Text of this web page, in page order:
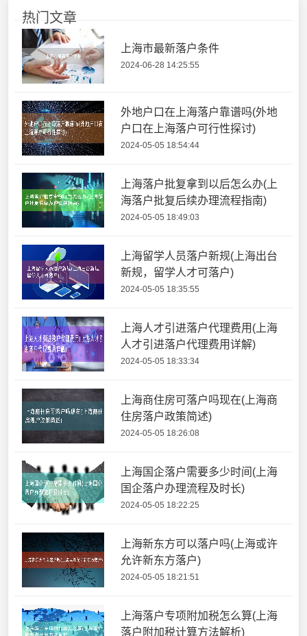
热门文章
上海市最新落户条件
2024-06-28 14:25:55
外地户口在上海落户靠谱吗(外地
户口在上海落户可行性探讨)
2024-05-05 18:54:44
上海落户批复拿到以后怎么办(上
海落户批复后续办理流程指南)
2024-05-05 18:49:03
上海留学人员落户新规(上海出台
新规，留学人才可落户)
2024-05-05 18:35:55
上海人才引进落户代理费用(上海
人才引进落户代理费用详解)
2024-05-05 18:33:34
上海商住房可落户吗现在(上海商
住房落户政策简述)
2024-05-05 18:26:08
上海国企落户需要多少时间(上海
国企落户办理流程及时长)
2024-05-05 18:22:25
上海新东方可以落户吗(上海或许
允许新东方落户)
2024-05-05 18:21:51
上海落户专项附加税怎么算(上海
落户附加税计算方法解析)